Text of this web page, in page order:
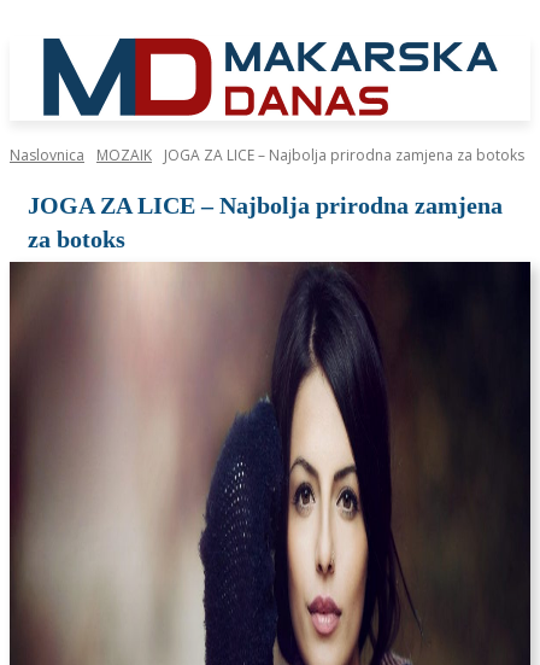
Naslovnica MOZAIK JOGA ZA LICE – Najbolja prirodna zamjena za botoks
JOGA ZA LICE – Najbolja prirodna zamjena
za botoks